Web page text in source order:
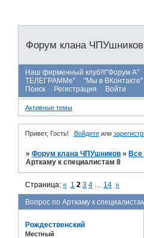
Форум клана ЧПУшников
Наш фирменный клуб!!!"Форум А"
ТЕЛЕГРАММе"
"Мы в ВКонтакте"
Поиск
Регистрация Войти
Активные темы
Привет, Гость! Войдитеили
»Форум клана ЧПУшников » Все
Арткаму к специалистам 8
Вопрос по Арткаму к
Страница:« 1 2 3 4 14 »
Рождественский
Местный